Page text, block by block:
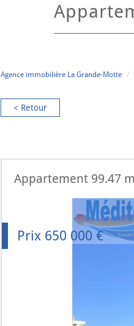
Agence immobilière La Grande-Motte
< Retour
Appartement 99.47
Prix 650 000 €